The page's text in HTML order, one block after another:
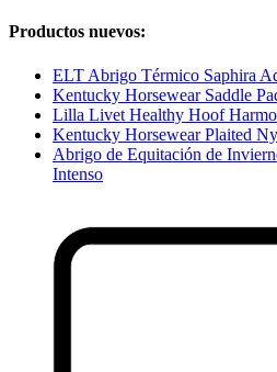
Productos nuevos:
ELT Abrigo Térmico Saphira
Kentucky Horsewear Saddle
Lilla Livet Healthy Hoof
Kentucky Horsewear Plaited
Abrigo de Equitación de
Intenso